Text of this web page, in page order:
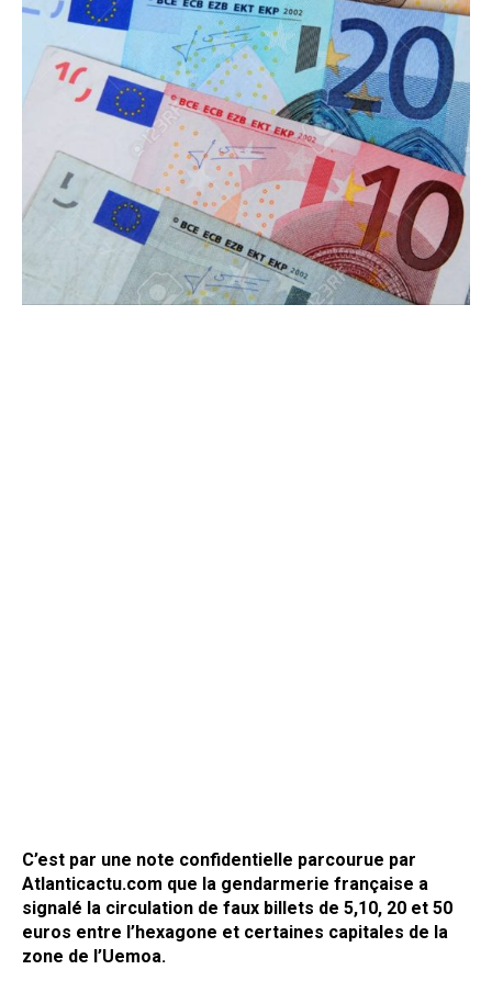
C’est par une note confidentielle parcourue par
Atlanticactu.com que la gendarmerie française a
signalé la circulation de faux billets de 5,10, 20 et 50
euros entre l’hexagone et certaines capitales de la
zone de l’Uemoa.